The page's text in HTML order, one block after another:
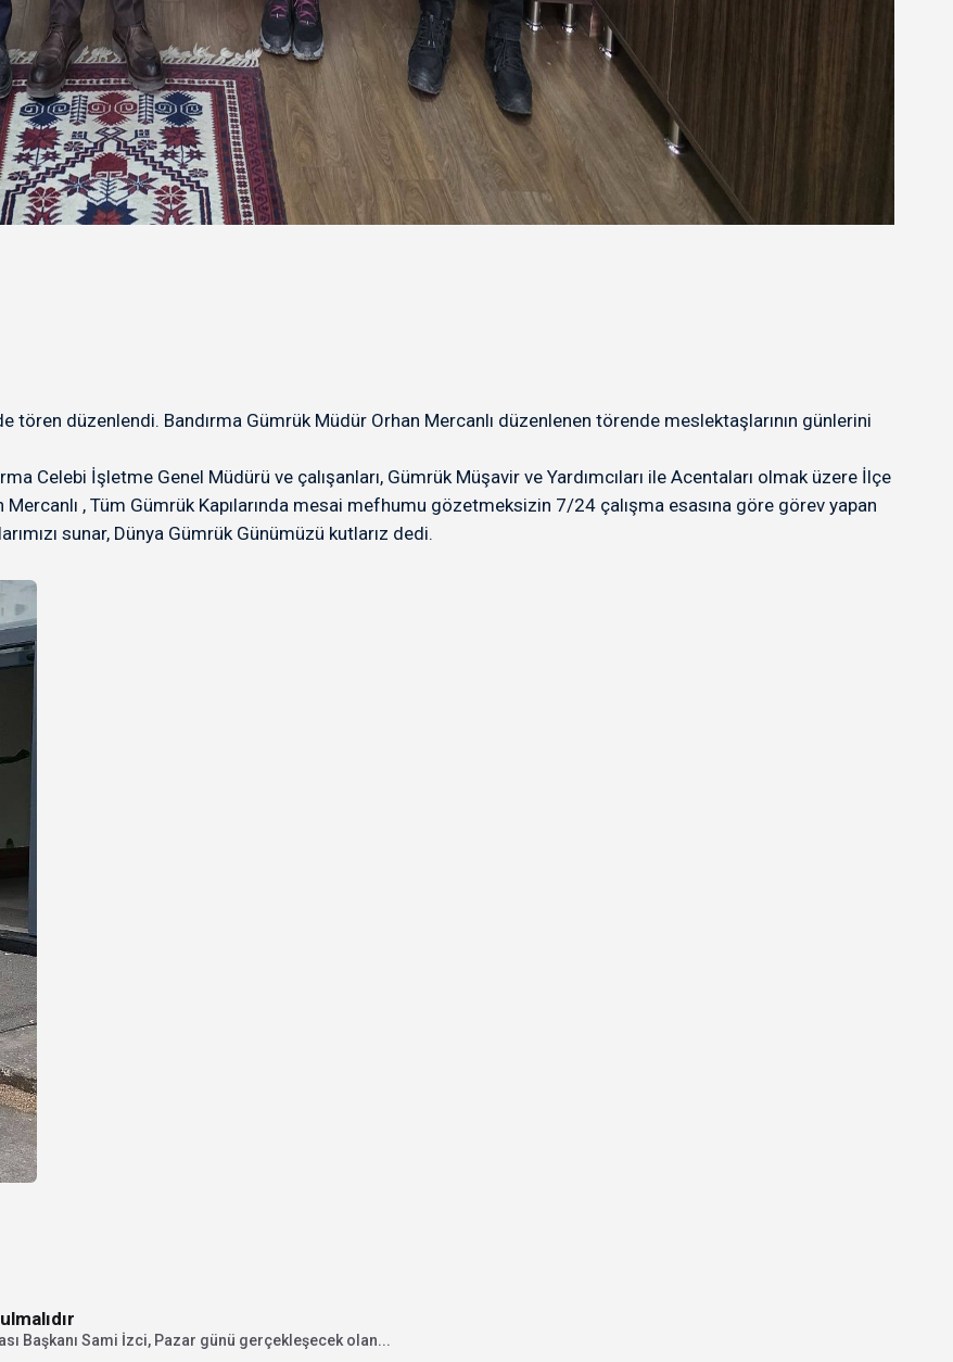
tören düzenlendi. Bandırma Gümrük Müdür Orhan Mercanlı düzenlenen törende meslektaşlarının günlerini
Celebi İşletme Genel Müdürü ve çalışanları, Gümrük Müşavir ve Yardımcıları ile Acentaları olmak üzere İlçe
Mercanlı , Tüm Gümrük Kapılarında mesai mefhumu gözetmeksizin 7/24 çalışma esasına göre görev yapan
sunar, Dünya Gümrük Günümüzü kutlarız dedi.
Başkanı Sami İzci, Pazar günü gerçekleşecek olan...